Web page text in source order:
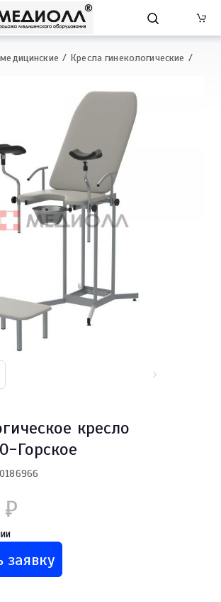
Кресла гинекологические
кресло
Горское
₽
заявку